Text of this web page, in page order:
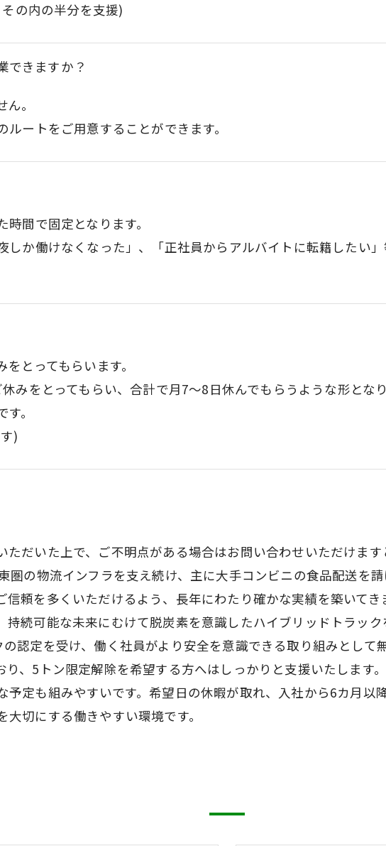
の内の半分を支援)
できますか？
。
ートをご用意することができます。
間で固定となります。
しか働けなくなった」、「正社員からアルバイトに転籍したい
とってもらいます。
みをとってもらい、合計で月7～8日休んでもらうような形となり
。
)
ただいた上で、ご不明点がある場合はお問い合わせいただけま
圏の物流インフラを支え続け、主に大手コンビニの食品配送を
信頼を多くいただけるよう、長年にわたり確かな実績を築いて
続可能な未来にむけて脱炭素を意識したハイブリッドトラック
認定を受け、働く社員がより安全を意識できる取り組みとして
り、5トン限定解除を希望する方へはしっかりと支援いたします
予定も組みやすいです。希望日の休暇が取れ、入社から6カ月以
切にする働きやすい環境です。